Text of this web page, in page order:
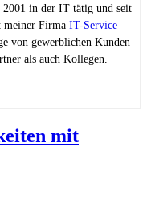
2001 in der IT tätig und seit
meiner Firma IT-Service
von gewerblichen Kunden
als auch Kollegen.
mit